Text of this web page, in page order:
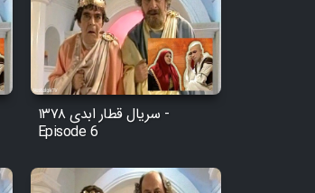
سریال قطار ابدی ۱۳۷۸ -
Episode 6